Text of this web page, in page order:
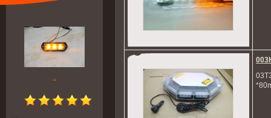
..